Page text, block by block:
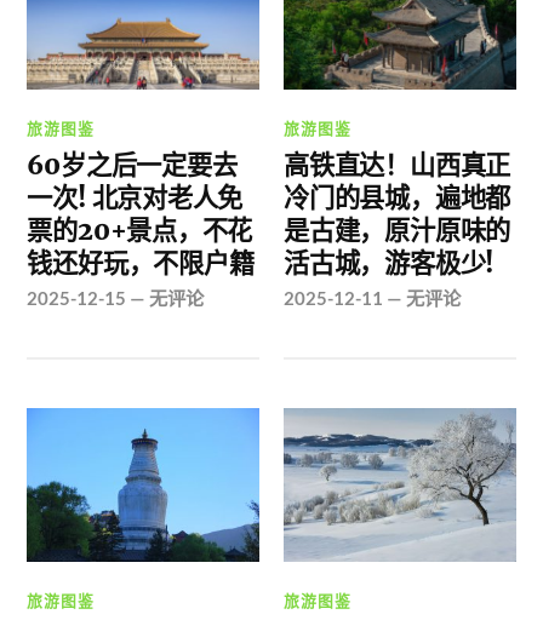
旅游图鉴
60岁之后一定要去
一次! 北京对老人免
票的20+景点，不花
钱还好玩，不限户籍
2025-12-15 —无评论
旅游图鉴
高铁直达！山西真正
冷门的县城，遍地都
是古建，原汁原味的
活古城，游客极少!
2025-12-11 —无评论
旅游图鉴 旅游图鉴